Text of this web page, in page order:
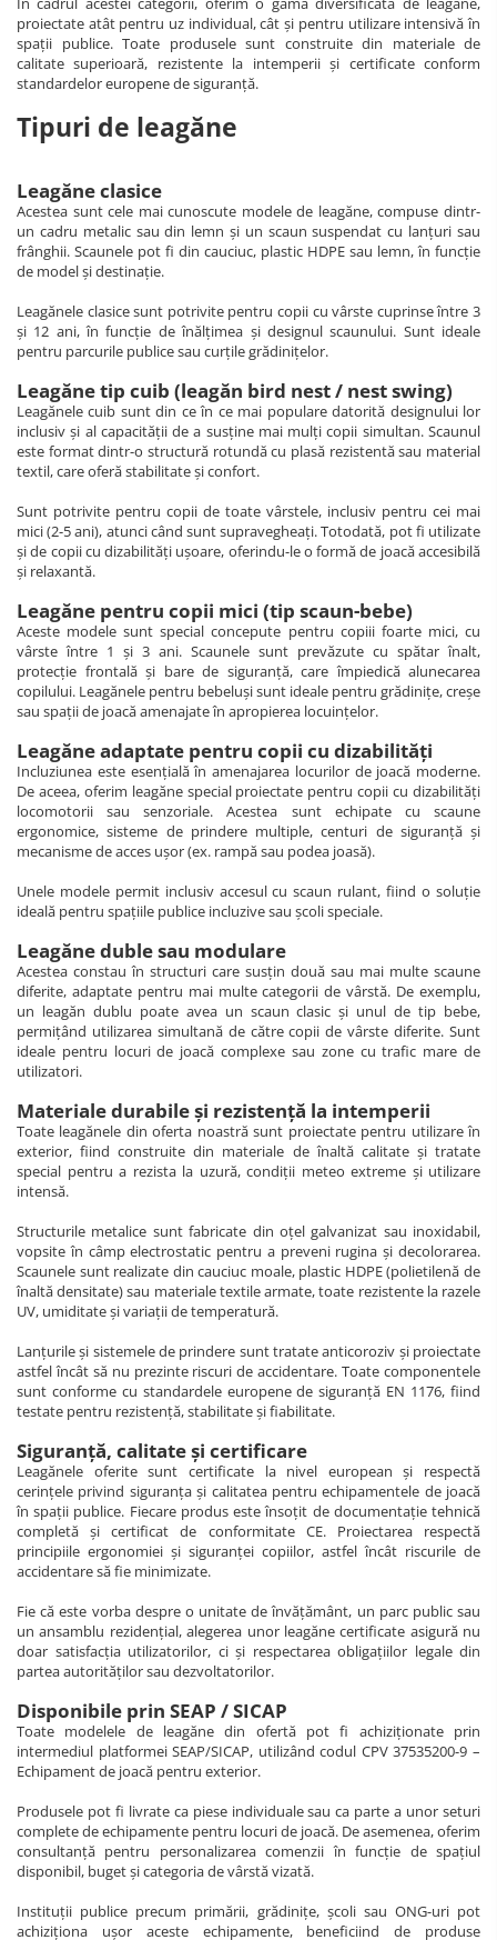
proiectate atât pentru uz individual, cât și pentru utilizare intensivă în
spații publice. Toate produsele sunt construite din materiale de
calitate superioară, rezistente la intemperii și certificate conform
standardelor europene de siguranță.
Tipuri de leagăne
Leagăne clasice
Acestea sunt cele mai cunoscute modele de leagăne, compuse dintr-
un cadru metalic sau din lemn și un scaun suspendat cu lanțuri sau
frânghii. Scaunele pot fi din cauciuc, plastic HDPE sau lemn, în funcție
de model și destinație.
Leagănele clasice sunt potrivite pentru copii cu vârste cuprinse între 3
și 12 ani, în funcție de înălțimea și designul scaunului. Sunt ideale
pentru parcurile publice sau curțile grădinițelor.
Leagăne tip cuib (leagăn bird nest / nest swing)
Leagănele cuib sunt din ce în ce mai populare datorită designului lor
inclusiv și al capacității de a susține mai mulți copii simultan. Scaunul
este format dintr-o structură rotundă cu plasă rezistentă sau material
textil, care oferă stabilitate și confort.
Sunt potrivite pentru copii de toate vârstele, inclusiv pentru cei mai
mici (2-5 ani), atunci când sunt supravegheați. Totodată, pot fi utilizate
și de copii cu dizabilități ușoare, oferindu-le o formă de joacă accesibilă
și relaxantă.
Leagăne pentru copii mici (tip scaun-bebe)
Aceste modele sunt special concepute pentru copiii foarte mici, cu
vârste între 1 și 3 ani. Scaunele sunt prevăzute cu spătar înalt,
protecție frontală și bare de siguranță, care împiedică alunecarea
copilului. Leagănele pentru bebeluși sunt ideale pentru grădinițe, creșe
sau spații de joacă amenajate în apropierea locuințelor.
Leagăne adaptate pentru copii cu dizabilități
Incluziunea este esențială în amenajarea locurilor de joacă moderne.
De aceea, oferim leagăne special proiectate pentru copii cu dizabilități
locomotorii sau senzoriale. Acestea sunt echipate cu scaune
ergonomice, sisteme de prindere multiple, centuri de siguranță și
mecanisme de acces ușor (ex. rampă sau podea joasă).
Unele modele permit inclusiv accesul cu scaun rulant, fiind o soluție
ideală pentru spațiile publice incluzive sau școli speciale.
Leagăne duble sau modulare
Acestea constau în structuri care susțin două sau mai multe scaune
diferite, adaptate pentru mai multe categorii de vârstă. De exemplu,
un leagăn dublu poate avea un scaun clasic și unul de tip bebe,
permițând utilizarea simultană de către copii de vârste diferite. Sunt
ideale pentru locuri de joacă complexe sau zone cu trafic mare de
utilizatori.
Materiale durabile și rezistență la intemperii
Toate leagănele din oferta noastră sunt proiectate pentru utilizare în
exterior, fiind construite din materiale de înaltă calitate și tratate
special pentru a rezista la uzură, condiții meteo extreme și utilizare
intensă.
Structurile metalice sunt fabricate din oțel galvanizat sau inoxidabil,
vopsite în câmp electrostatic pentru a preveni rugina și decolorarea.
Scaunele sunt realizate din cauciuc moale, plastic HDPE (polietilenă de
înaltă densitate) sau materiale textile armate, toate rezistente la razele
UV, umiditate și variații de temperatură.
Lanțurile și sistemele de prindere sunt tratate anticoroziv și proiectate
astfel încât să nu prezinte riscuri de accidentare. Toate componentele
sunt conforme cu standardele europene de siguranță EN 1176, fiind
testate pentru rezistență, stabilitate și fiabilitate.
Siguranță, calitate și certificare
Leagănele oferite sunt certificate la nivel european și respectă
cerințele privind siguranța și calitatea pentru echipamentele de joacă
în spații publice. Fiecare produs este însoțit de documentație tehnică
completă și certificat de conformitate CE. Proiectarea respectă
principiile ergonomiei și siguranței copiilor, astfel încât riscurile de
accidentare să fie minimizate.
Fie că este vorba despre o unitate de învățământ, un parc public sau
un ansamblu rezidențial, alegerea unor leagăne certificate asigură nu
doar satisfacția utilizatorilor, ci și respectarea obligațiilor legale din
partea autorităților sau dezvoltatorilor.
Disponibile prin SEAP / SICAP
Toate modelele de leagăne din ofertă pot fi achiziționate prin
intermediul platformei SEAP/SICAP, utilizând codul CPV 37535200-9 –
Echipament de joacă pentru exterior.
Produsele pot fi livrate ca piese individuale sau ca parte a unor seturi
complete de echipamente pentru locuri de joacă. De asemenea, oferim
consultanță pentru personalizarea comenzii în funcție de spațiul
disponibil, buget și categoria de vârstă vizată.
Instituții publice precum primării, grădinițe, școli sau ONG-uri pot
achiziționa ușor aceste echipamente, beneficiind de produse